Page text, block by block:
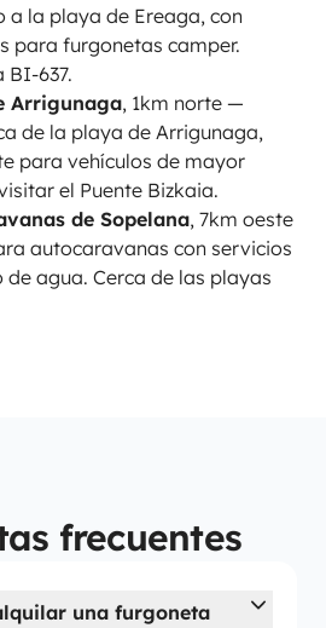
a la playa de Ereaga, con
para furgonetas camper.
BI-637.
Arrigunaga, 1km norte —
de la playa de Arrigunaga,
para vehículos de mayor
el Puente Bizkaia.
de Sopelana, 7km oeste
autocaravanas con servicios
agua. Cerca de las playas
frecuentes
una furgoneta